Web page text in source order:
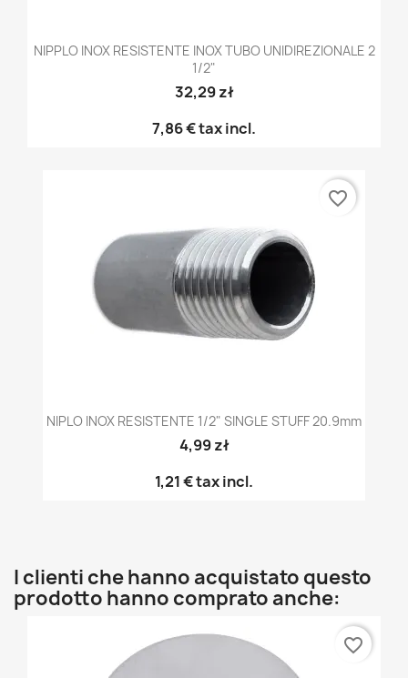
NIPPLO INOX RESISTENTE INOX TUBO UNIDIREZIONALE 2
1/2"
32,29 zł
7,86 €tax incl.
NIPLO INOX RESISTENTE 1/2" SINGLE STUFF 20.9mm
4,99 zł
1,21 €tax incl.
favorite_border
I clienti che hanno acquistato questo
prodotto hanno comprato anche:
favorite_border